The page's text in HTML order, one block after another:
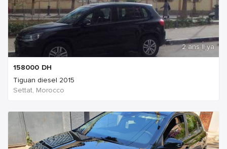
2 ans Il ya
158000 DH
Tiguan diesel 2015
Settat, Morocco